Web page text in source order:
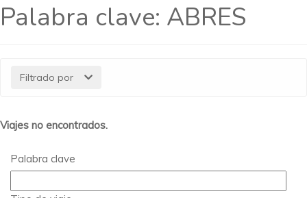
Palabra clave: ABRES
Filtrado por
Viajes no encontrados.
Palabra clave